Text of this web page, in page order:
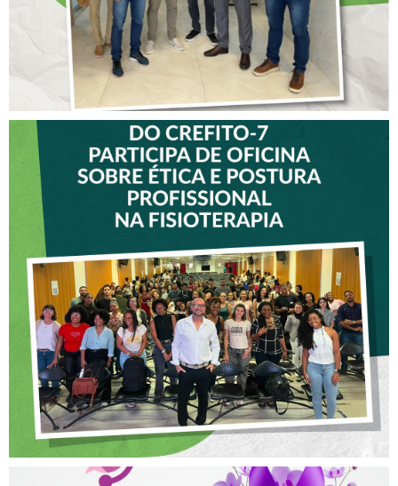
VICE-PRESIDENTE DO
CREFITO-7 PARTICIPA DE
OFICINA SOBRE ÉTICA E
POSTURA PROFISSIONAL
NA FISIOTERAPIA